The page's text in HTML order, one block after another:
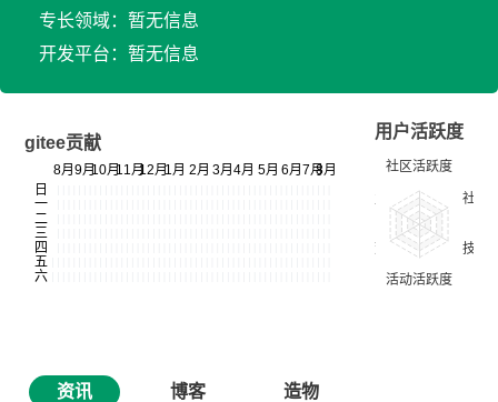
专长领域：暂无信息
开发平台：暂无信息
gitee贡献
用户活跃度
资讯 博客
造物